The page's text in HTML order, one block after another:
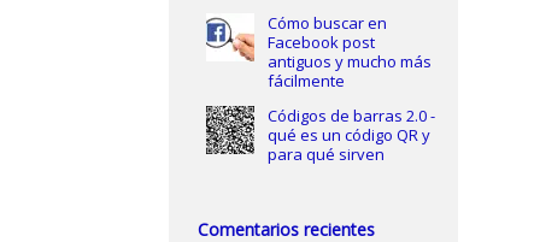
Cómo buscar en
Facebook post
antiguos y mucho más
fácilmente
Códigos de barras 2.0 -
qué es un código QR y
para qué sirven
Comentarios recientes